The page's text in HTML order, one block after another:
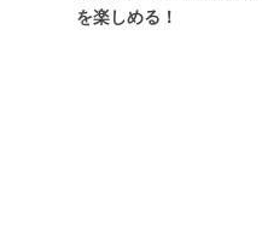
を楽しめる！